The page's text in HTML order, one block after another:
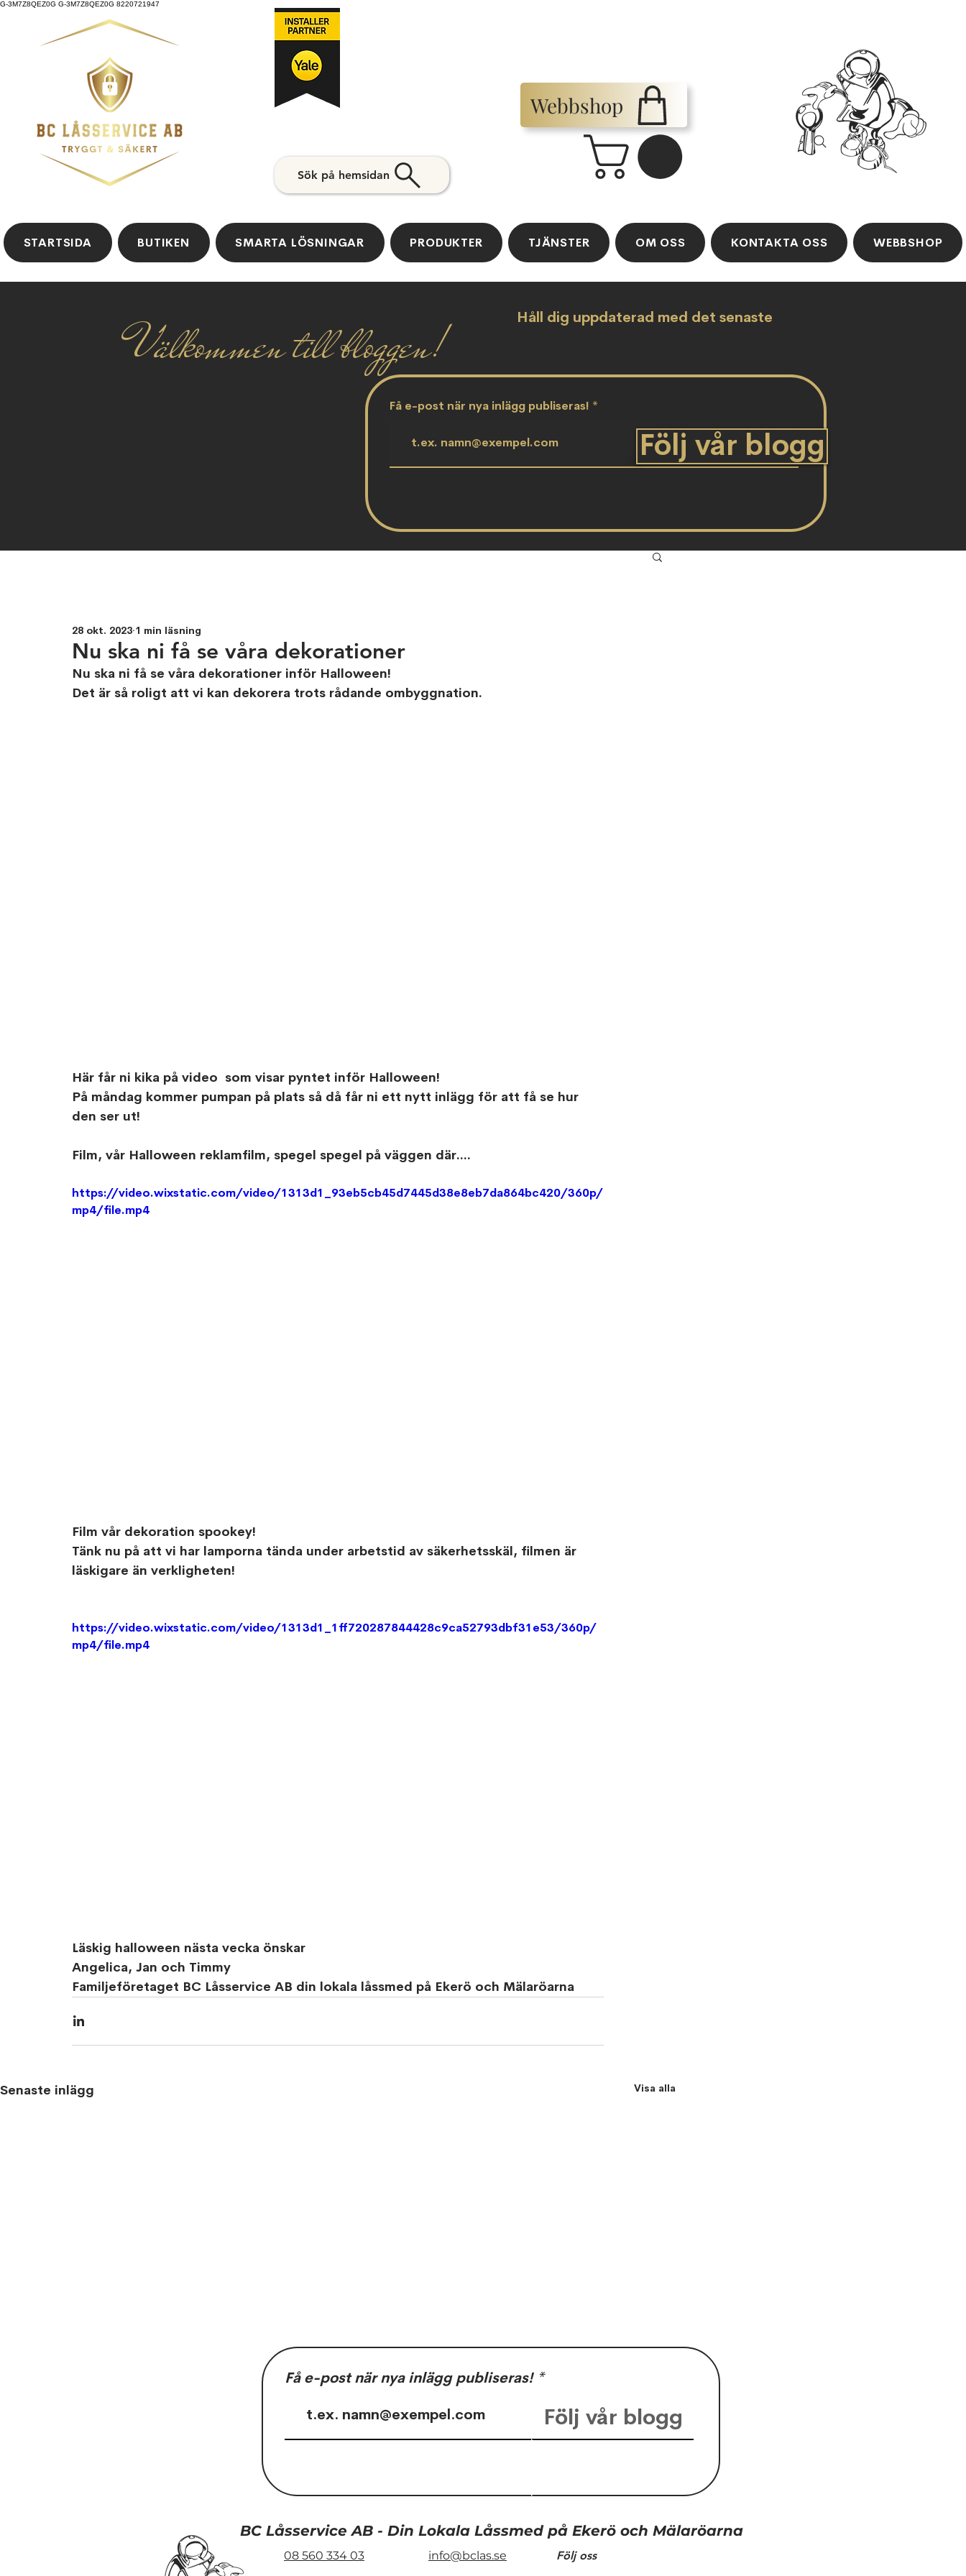
G-3M7Z8QEZ0G G-3M7Z8QEZ0G 8220721947
Sök på hemsidan
Webbshop
STARTSIDA BUTIKEN SMARTA LÖSNINGAR PRODUKTER TJÄNSTER OM OSS KONTAKTA OSS WEBBSHOP
Välkommen till bloggen! Håll dig uppdaterad med det senaste
Få e-post när nya inlägg publiseras!
Följ vår blogg
Nu ska ni få se våra dekorationer
28 okt. 2023 1 min läsning
Nu ska ni få se våra dekorationer inför Halloween!
Det är så roligt att vi kan dekorera trots rådande ombyggnation.
Här får ni kika på video  som visar pyntet inför Halloween!
På måndag kommer pumpan på plats så då får ni ett nytt inlägg för att få se hur
den ser ut!
Film, vår Halloween reklamfilm, spegel spegel på väggen där....
https://video.wixstatic.com/video/1313d1_93eb5cb45d7445d38e8eb7da864bc420/360p/
mp4/file.mp4
Film vår dekoration spookey!
Tänk nu på att vi har lamporna tända under arbetstid av säkerhetsskäl, filmen är
läskigare än verkligheten!
https://video.wixstatic.com/video/1313d1_1ff720287844428c9ca52793dbf31e53/360p/
mp4/file.mp4
Läskig halloween nästa vecka önskar
Angelica, Jan och Timmy
Familjeföretaget BC Låsservice AB din lokala låssmed på Ekerö och Mälaröarna
Senaste inlägg Visa alla
Nu töar det
Lördagsöppet i snön
Få e-post när nya inlägg publiseras!
Följ vår blogg
BC Låsservice AB - Din Lokala Låssmed på Ekerö och Mälaröarna
info@bclas.se
08 560 334 03 Följ oss